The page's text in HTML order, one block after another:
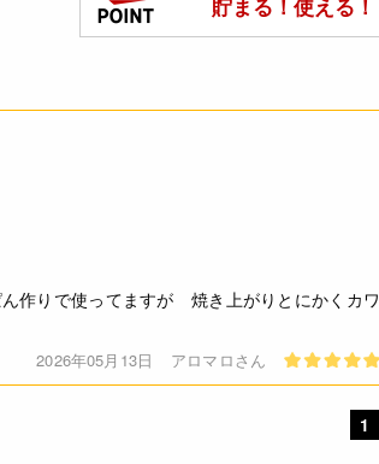
作りで使ってますが 焼き上がりとにかくカワ
2026年05月13日 アロマロさん
1